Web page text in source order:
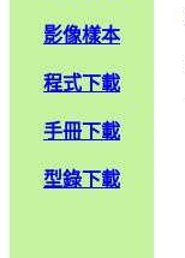
影像樣本
程式下載
手冊下載
型錄下載